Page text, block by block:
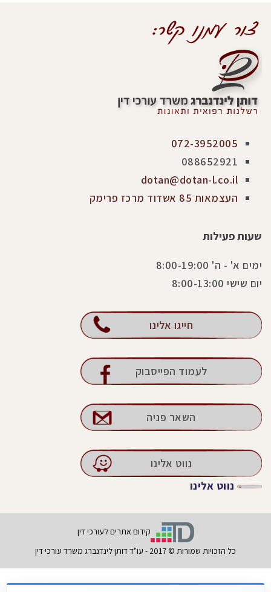
072-3952005
088652921
dotan@dotan-l.co.il
העצמאות 85 אשדוד מרכז פרימק
שעות פעילות
ימים א' - ה' 8:00-19:00
יום שישי 8:00-13:00
חייגו אלינו
לעמוד הפייסבוק
השאר פניה
נווט אלינו
נווט אלינו
קידום אתרים לעורכי דין
כל הזכויות שמורות © 2017 - עו"ד דותן לינדנברג משרד עורכי דין